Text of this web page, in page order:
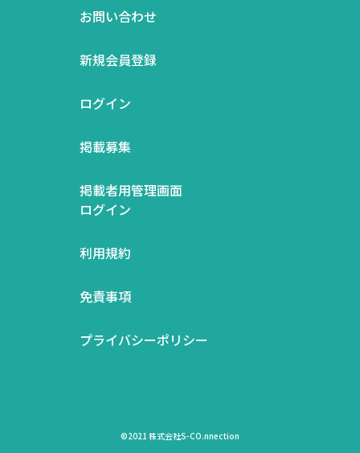
お問い合わせ
新規会員登録
ログイン
掲載募集
掲載者用管理画面
ログイン
利用規約
免責事項
プライバシーポリシー
©2021 株式会社S-CO.nnection